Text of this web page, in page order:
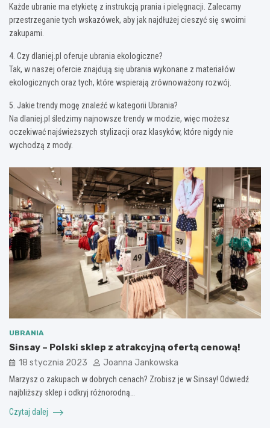
Każde ubranie ma etykietę z instrukcją prania i pielęgnacji. Zalecamy
przestrzeganie tych wskazówek, aby jak najdłużej cieszyć się swoimi
zakupami.
4. Czy dlaniej.pl oferuje ubrania ekologiczne?
Tak, w naszej ofercie znajdują się ubrania wykonane z materiałów
ekologicznych oraz tych, które wspierają zrównoważony rozwój.
5. Jakie trendy mogę znaleźć w kategorii Ubrania?
Na dlaniej.pl śledzimy najnowsze trendy w modzie, więc możesz
oczekiwać najświeższych stylizacji oraz klasyków, które nigdy nie
wychodzą z mody.
UBRANIA
Sinsay – Polski sklep z atrakcyjną ofertą cenową!
18 stycznia 2023 Joanna Jankowska
Marzysz o zakupach w dobrych cenach? Zrobisz je w Sinsay! Odwiedź
najbliższy sklep i odkryj różnorodną…
Czytaj dalej